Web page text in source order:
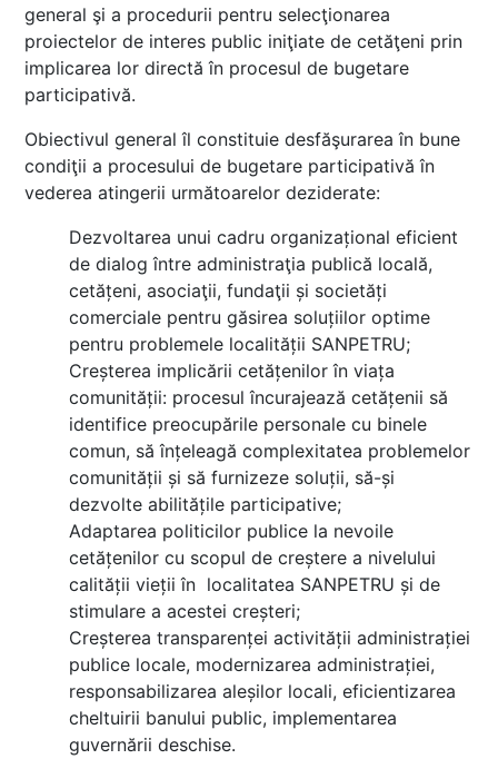
general şi a procedurii pentru selecţionarea
proiectelor de interes public iniţiate de cetăţeni prin
implicarea lor directă în procesul de bugetare
participativă.
Obiectivul general îl constituie desfăşurarea în bune
condiţii a procesului de bugetare participativă în
vederea atingerii următoarelor deziderate:
Dezvoltarea unui cadru organizațional eficient
de dialog între administraţia publică locală,
cetățeni, asociaţii, fundaţii și societăți
comerciale pentru găsirea soluțiilor optime
pentru problemele localității SANPETRU;
Creșterea implicării cetățenilor în viața
comunității: procesul încurajează cetățenii să
identifice preocupările personale cu binele
comun, să înțeleagă complexitatea problemelor
comunității și să furnizeze soluții, să-și
dezvolte abilitățile participative;
Adaptarea politicilor publice la nevoile
cetățenilor cu scopul de creștere a nivelului
calității vieții în localitatea SANPETRU și de
stimulare a acestei creșteri;
Creșterea transparenței activității administrației
publice locale, modernizarea administrației,
responsabilizarea aleșilor locali, eficientizarea
cheltuirii banului public, implementarea
guvernării deschise.